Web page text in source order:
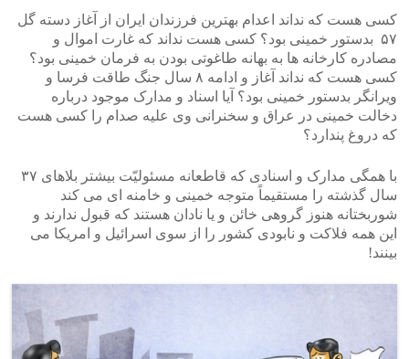
کسی هست که نداند اعدام بهترین فرزندان ایران از آغاز دسته گل
۵۷ بدستور خمینی بود؟ کسی هست نداند که غارت اموال و
مصادره کارخانه ها به بهانه طاغوتی بودن به فرمان خمینی بود؟
کسی هست که نداند آغاز و ادامه ۸ سال جنگ طاقت فرسا و
ویرانگر بدستور خمینی بود؟ آیا اسناد و مدارک موجود درباره
دخالت خمینی در عراق و سخنرانی وی علیه صدام را کسی هست
که دروغ پندارد؟
با همگی مدارک و اسنادی که قاطعانه مسئولیّت بیشتر بلاهای ۳۷
سال گذشته را مستقیماً متوجه خمینی و خامنه ای می کند
شوربختانه هنوز گروهی خائن و یا نادان هستند که قبول ندارند و
این همه فلاکت و نابودی کشور را از سوی اسرائیل و امریکا می
بینند!